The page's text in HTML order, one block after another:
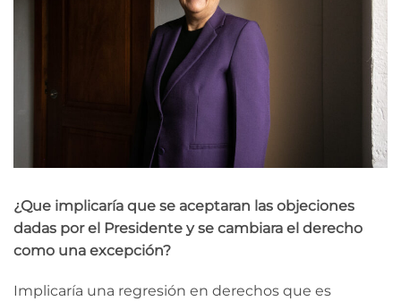
¿Que implicaría que se aceptaran las objeciones
dadas por el Presidente y se cambiara el derecho
como una excepción?
Implicaría una regresión en derechos que es